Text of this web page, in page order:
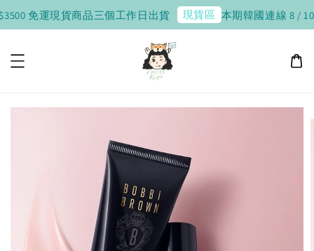
免運現貨商品三個工作日出貨 現貨區 本期韓國連線 8 / 10